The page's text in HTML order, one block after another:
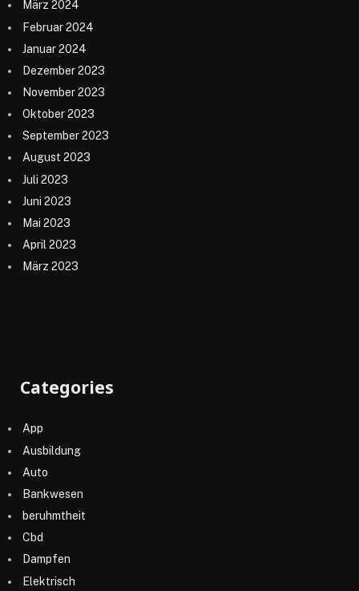
März 2024
Februar 2024
Januar 2024
Dezember 2023
November 2023
Oktober 2023
September 2023
August 2023
Juli 2023
Juni 2023
Mai 2023
April 2023
März 2023
Categories
App
Ausbildung
Auto
Bankwesen
beruhmtheit
Cbd
Dampfen
Elektrisch